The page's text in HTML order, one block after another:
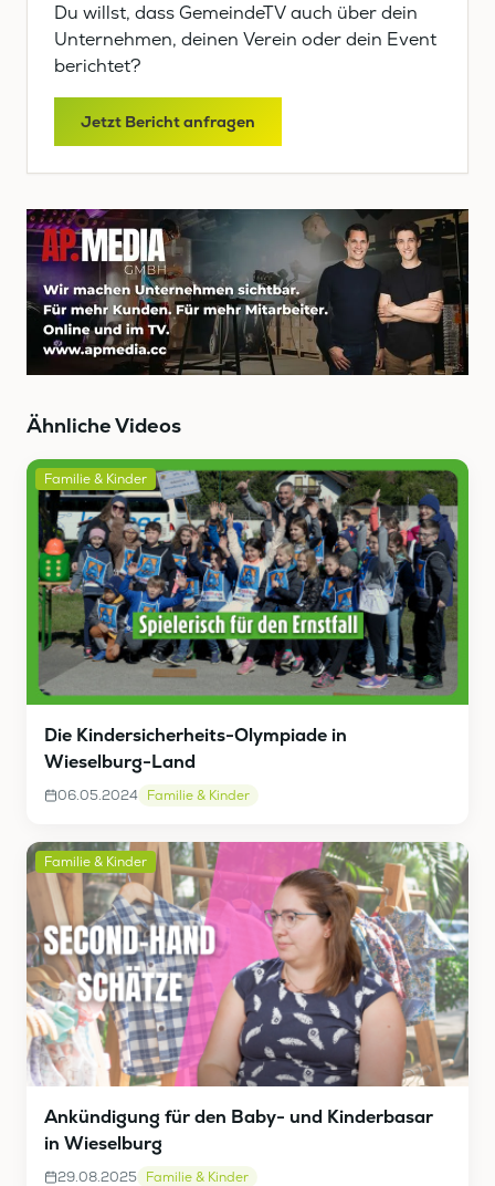
Du willst, dass GemeindeTV auch über dein
Unternehmen, deinen Verein oder dein Event
berichtet?
Jetzt Bericht anfragen
Ähnliche Videos
Familie & Kinder
Die Kindersicherheits-Olympiade in
Wieselburg-Land
06.05.2024 Familie & Kinder
Familie & Kinder
Ankündigung für den Baby- und Kinderbasar
in Wieselburg
29.08.2025 Familie & Kinder